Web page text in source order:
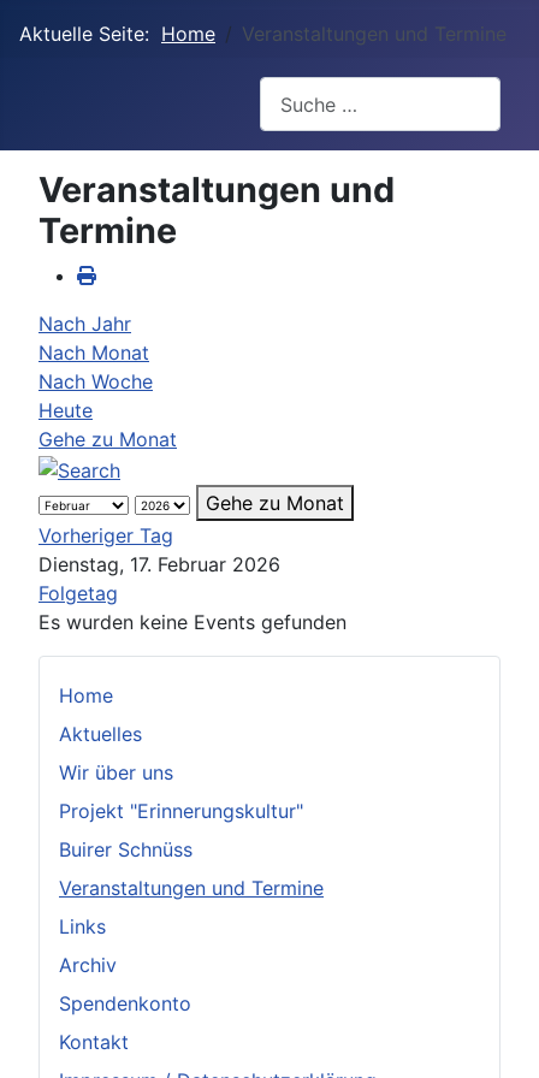
Aktuelle Seite: Home Veranstaltungen und Termine
Home
Aktuelles
Wir über uns
Projekt "Erinnerungskultur"
Buirer Schnüss
Veranstaltungen und Termine
Links
Archiv
Spendenkonto
Kontakt
Veranstaltungen und
Termine
Nach Jahr
Nach Monat
Nach Woche
Heute
Gehe zu Monat
Gehe zu Monat
Vorheriger Tag
Dienstag, 17. Februar 2026
Folgetag
Es wurden keine Events gefunden